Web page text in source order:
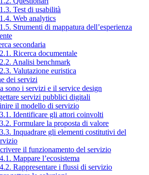
Test di usabilità
Web analytics
Strumenti di mappatura dell’esperienza
secondaria
Ricerca documentale
Analisi benchmark
Valutazione euristica
dei servizi
sono i servizi e il service design
servizi pubblici digitali
il modello di servizio
Identificare gli attori coinvolti
Formulare la proposta di valore
Inquadrare gli elementi costitutivi del
il funzionamento del servizio
Mappare l’ecosistema
Rappresentare i flussi di servizio